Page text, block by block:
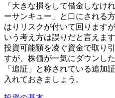
「大きな損をして借金しなけ
ーサンキュー」と口にされる
はりリスクが付いて回ります
いう考え方は誤りだと言えます
投資可能額を凌ぐ資金で取り
すが、株価が一気にダウンし
「追証」と称されている追加
入れておきましょう。